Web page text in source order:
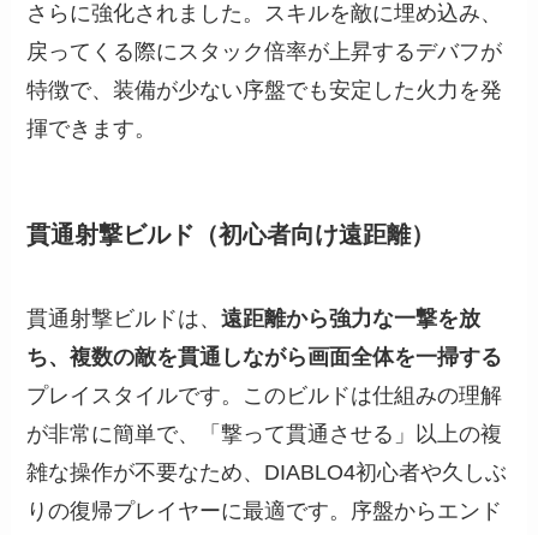
さらに強化されました。スキルを敵に埋め込み、
戻ってくる際にスタック倍率が上昇するデバフが
特徴で、装備が少ない序盤でも安定した火力を発
揮できます。
貫通射撃ビルド（初心者向け遠距離）
貫通射撃ビルドは、遠距離から強力な一撃を放
ち、複数の敵を貫通しながら画面全体を一掃する
プレイスタイルです。このビルドは仕組みの理解
が非常に簡単で、「撃って貫通させる」以上の複
雑な操作が不要なため、DIABLO4初心者や久しぶ
りの復帰プレイヤーに最適です。序盤からエンド